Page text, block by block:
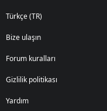
Türkçe (TR)
Bize ulaşın
Forum kuralları
Gizlilik politikası
Yardım